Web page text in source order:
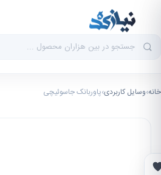
خانه›وسایل کاربردی›پاوربانک جاسوئیچی